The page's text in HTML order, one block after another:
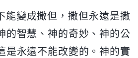
能變成撒但，撒但永遠是撒
的智慧、神的奇妙、神的公
是永遠不能改變的。神的實